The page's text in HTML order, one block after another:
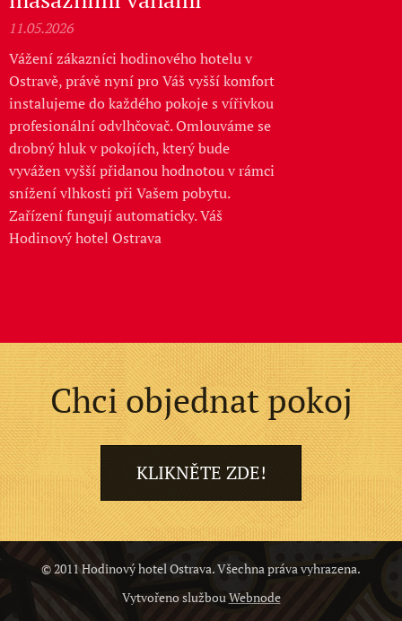
11.05.2026
Vážení zákazníci hodinového hotelu v
Ostravě, právě nyní pro Váš vyšší komfort
instalujeme do každého pokoje s vířivkou
profesionální odvlhčovač. Omlouváme se
drobný hluk v pokojích, který bude
vyvážen vyšší přidanou hodnotou v rámci
snížení vlhkosti při Vašem pobytu.
Zařízení fungují automaticky. Váš
Hodinový hotel Ostrava
Chci objednat pokoj
KLIKNĚTE ZDE!
© 2011 Hodinový hotel Ostrava. Všechna práva vyhrazena.
Vytvořeno službouWebnode